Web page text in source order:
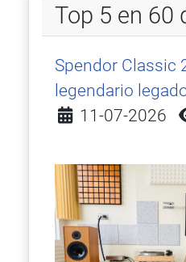
Top 5 en 60
Spendor Classic
legendario
Detalles
11-07-2026